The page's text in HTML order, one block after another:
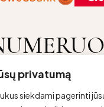
privatumą
siekdami pagerinti
Visos teisės saugomos |